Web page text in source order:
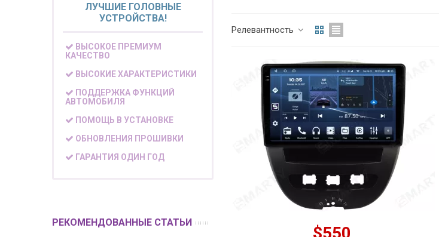
ЛУЧШИЕ ГОЛОВНЫЕ
УСТРОЙСТВА!
ВЫСОКОЕ ПРЕМИУМ
КАЧЕСТВО
ВЫСОКИЕ ХАРАКТЕРИСТИКИ
ПОДДЕРЖКА ФУНКЦИЙ
АВТОМОБИЛЯ
ПОМОЩЬ В УСТАНОВКЕ
ОБНОВЛЕНИЯ ПРОШИВКИ
ГАРАНТИЯ ОДИН ГОД
РЕКОМЕНДОВАННЫЕ СТАТЬИ
Релевантность